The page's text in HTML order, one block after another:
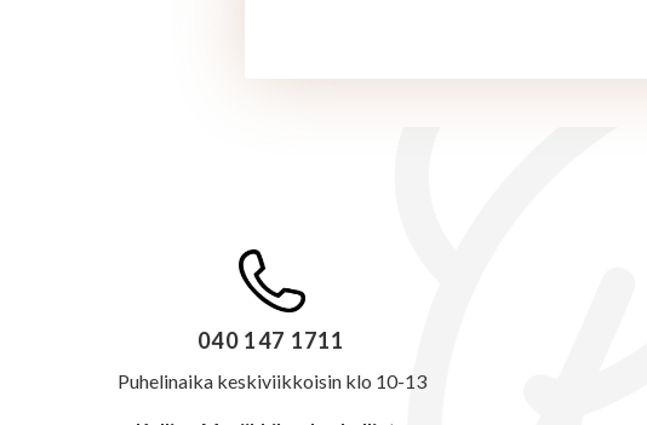
040 147 1711
Puhelinaika keskiviikkoisin klo 10-13